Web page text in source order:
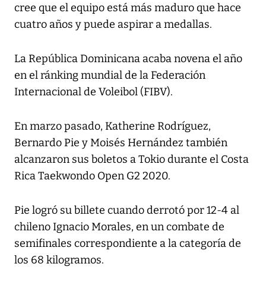
cree que el equipo está más maduro que hace
cuatro años y puede aspirar a medallas.
La República Dominicana acaba novena el año
en el ránking mundial de la Federación
Internacional de Voleibol (FIBV).
En marzo pasado, Katherine Rodríguez,
Bernardo Pie y Moisés Hernández también
alcanzaron sus boletos a Tokio durante el Costa
Rica Taekwondo Open G2 2020.
Pie logró su billete cuando derrotó por 12-4 al
chileno Ignacio Morales, en un combate de
semifinales correspondiente a la categoría de
los 68 kilogramos.